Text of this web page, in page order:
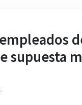
supuesta